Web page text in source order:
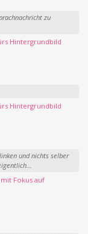
zu
Hintergrundbild
Hintergrundbild
und nichts selber
Fokus auf